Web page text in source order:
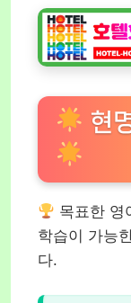
현
목표한 영
학습이 가능
다.